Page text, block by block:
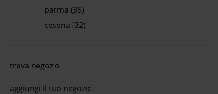
parma (35)
cesena (32)
trova negozio
aggiungi il tuo negozio